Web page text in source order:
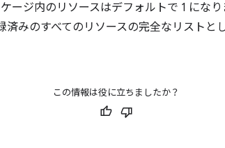
ージ内のリソースはデフォルトで 1 になり
みのすべてのリソースの完全なリストと
この情報は役に立ちましたか？